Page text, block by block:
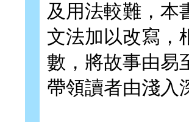
及用法較難，本
文法加以改寫，
數，將故事由易
帶領讀者由淺入